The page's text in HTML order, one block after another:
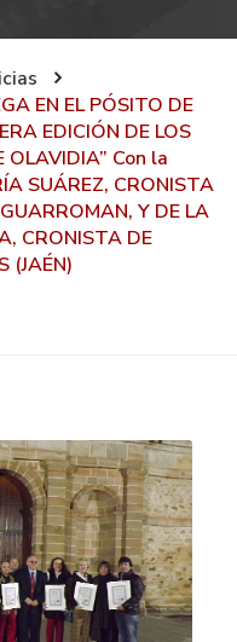
EN EL PÓSITO DE
EDICIÓN DE LOS
OLAVIDIA” Con la
SUÁREZ, CRONISTA
Y DE LA
CRONISTA DE
(JAÉN)